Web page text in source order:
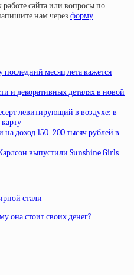
сайта или вопросы по
нам через форму
последний месяц лета кажется
и декоративных деталях в новой
левитирующий в воздухе: в
доход 150–200 тысяч рублей в
выпустили Sunshine Girls
стали
она стоит своих денег?